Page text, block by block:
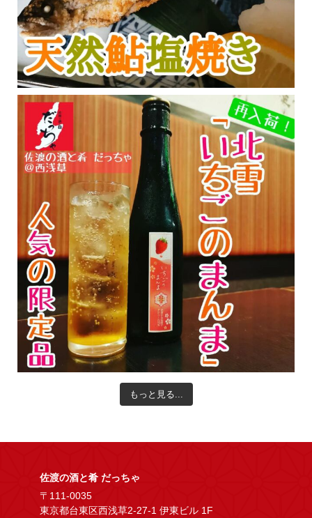
もっと見る...
佐渡の酒と肴 だっちゃ
〒111-0035
東京都台東区西浅草2-27-1 伊東ビル 1F